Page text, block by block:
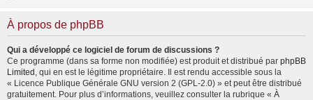
À propos de phpBB
Qui a développé ce logiciel de forum de discussions ?
Ce programme (dans sa forme non modifiée) est produit et distribué par phpBB
Limited , qui en est le légitime propriétaire. Il est rendu accessible sous la
« Licence Publique Générale GNU version 2 (GPL-2.0) » et peut être distribué
gratuitement. Pour plus d’informations, veuillez consulter la rubrique « À